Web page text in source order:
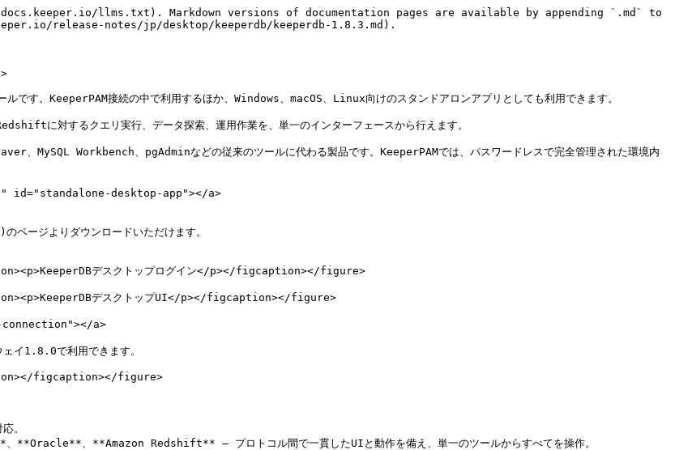
llms.txt). Markdown versions of documentation pages are available by appending `.md` to
release-notes/jp/desktop/keeperdb/keeperdb-1.8.3.md).
す。KeeperPAM接続の中で利用するほか、Windows、macOS、Linux向けのスタンドアロンアプリとしても利用できます。
対するクエリ実行、データ探索、運用作業を、単一のインターフェースから行えます。
、MySQL Workbench、pgAdminなどの従来のツールに代わる製品です。KeeperPAMでは、パスワードレスで完全管理された環境内
id="standalone-desktop-app"></a>
よりダウンロードいただけます。
デスクトップログイン</p></figcaption></figure>
デスクトップUI</p></figcaption></figure>
connection"></a>
イ1.8.0で利用できます。
figcaption></figure>
。
、**Amazon Redshift** — プロトコル間で一貫したUIと動作を備え、単一のツールからすべてを操作。